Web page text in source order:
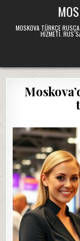
contentMOSKOVA TÜRKÇE
HIZMETI. RUS